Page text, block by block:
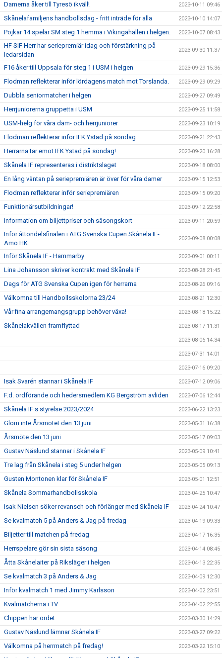
Damerna åker till Tyresö ikväll! 2023-10-11 09:46
Skånelafamiljens handbollsdag - fritt inträde för alla 2023-10-10 14:07
Pojkar 14 spelar SM steg 1 hemma i Vikingahallen i helgen. 2023-10-07 08:43
HF SIF Herr har seriepremiär idag och förstärkning på
ledarsidan
2023-09-30 11:37
F16 åker till Uppsala för steg 1 i USM i helgen 2023-09-29 15:36
Flodman reflekterar inför lördagens match mot Torslanda. 2023-09-29 09:29
Dubbla seniormatcher i helgen 2023-09-27 09:49
Herrjuniorerna gruppetta i USM 2023-09-25 11:58
USM-helg för våra dam- och herrjuniorer 2023-09-23 10:19
Flodman reflekterar inför IFK Ystad på söndag 2023-09-21 22:43
Herrarna tar emot IFK Ystad på söndag! 2023-09-20 16:28
Skånela IF representeras i distriktslaget 2023-09-18 08:00
En lång väntan på seriepremiären är över för våra damer 2023-09-15 12:53
Flodman reflekterar inför seriepremiären 2023-09-15 09:20
Funktionärsutbildningar! 2023-09-12 22:58
Information om biljettpriser och säsongskort 2023-09-11 20:59
Inför åttondelsfinalen i ATG Svenska Cupen Skånela IF-
Amo HK
2023-09-08 00:08
Inför Skånela IF - Hammarby 2023-09-01 00:11
Lina Johansson skriver kontrakt med Skånela IF 2023-08-28 21:45
Dags för ATG Svenska Cupen igen för herrarna 2023-08-26 09:16
Välkomna till Handbollsskolorna 23/24 2023-08-21 12:30
Vår fina arrangemangsgrupp behöver växa! 2023-08-18 15:22
Skånelakvällen framflyttad 2023-08-17 11:31
2023-08-06 14:34
2023-07-31 14:01
2023-07-16 09:20
Isak Svarén stannar i Skånela IF 2023-07-12 09:06
F.d. ordförande och hedersmedlem KG Bergström avliden 2023-07-06 12:44
Skånela IF:s styrelse 2023/2024 2023-06-22 13:23
Glöm inte Årsmötet den 13 juni 2023-05-31 16:38
Årsmöte den 13 juni 2023-05-17 09:03
Gustav Näslund stannar i Skånela IF 2023-05-09 10:41
Tre lag från Skånela i steg 5 under helgen 2023-05-05 09:13
Gusten Montonen klar för Skånela IF 2023-05-01 12:51
Skånela Sommarhandbollsskola 2023-04-25 10:47
Isak Nielsen söker revansch och förlänger med Skånela IF 2023-04-24 10:47
Se kvalmatch 5 på Anders & Jag på fredag 2023-04-19 09:33
Biljetter till matchen på fredag 2023-04-17 16:35
Herrspelare gör sin sista säsong 2023-04-14 08:45
Åtta Skånelaiter på Riksläger i helgen 2023-04-13 22:35
Se kvalmatch 3 på Anders & Jag 2023-04-09 12:30
Inför kvalmatch 1 med Jimmy Karlsson 2023-04-02 23:51
Kvalmatcherna i TV 2023-04-02 22:55
Chippen har ordet 2023-03-30 14:29
Gustav Näslund lämnar Skånela IF 2023-03-27 09:22
Välkomna på herrmatch på fredag! 2023-03-22 15:10